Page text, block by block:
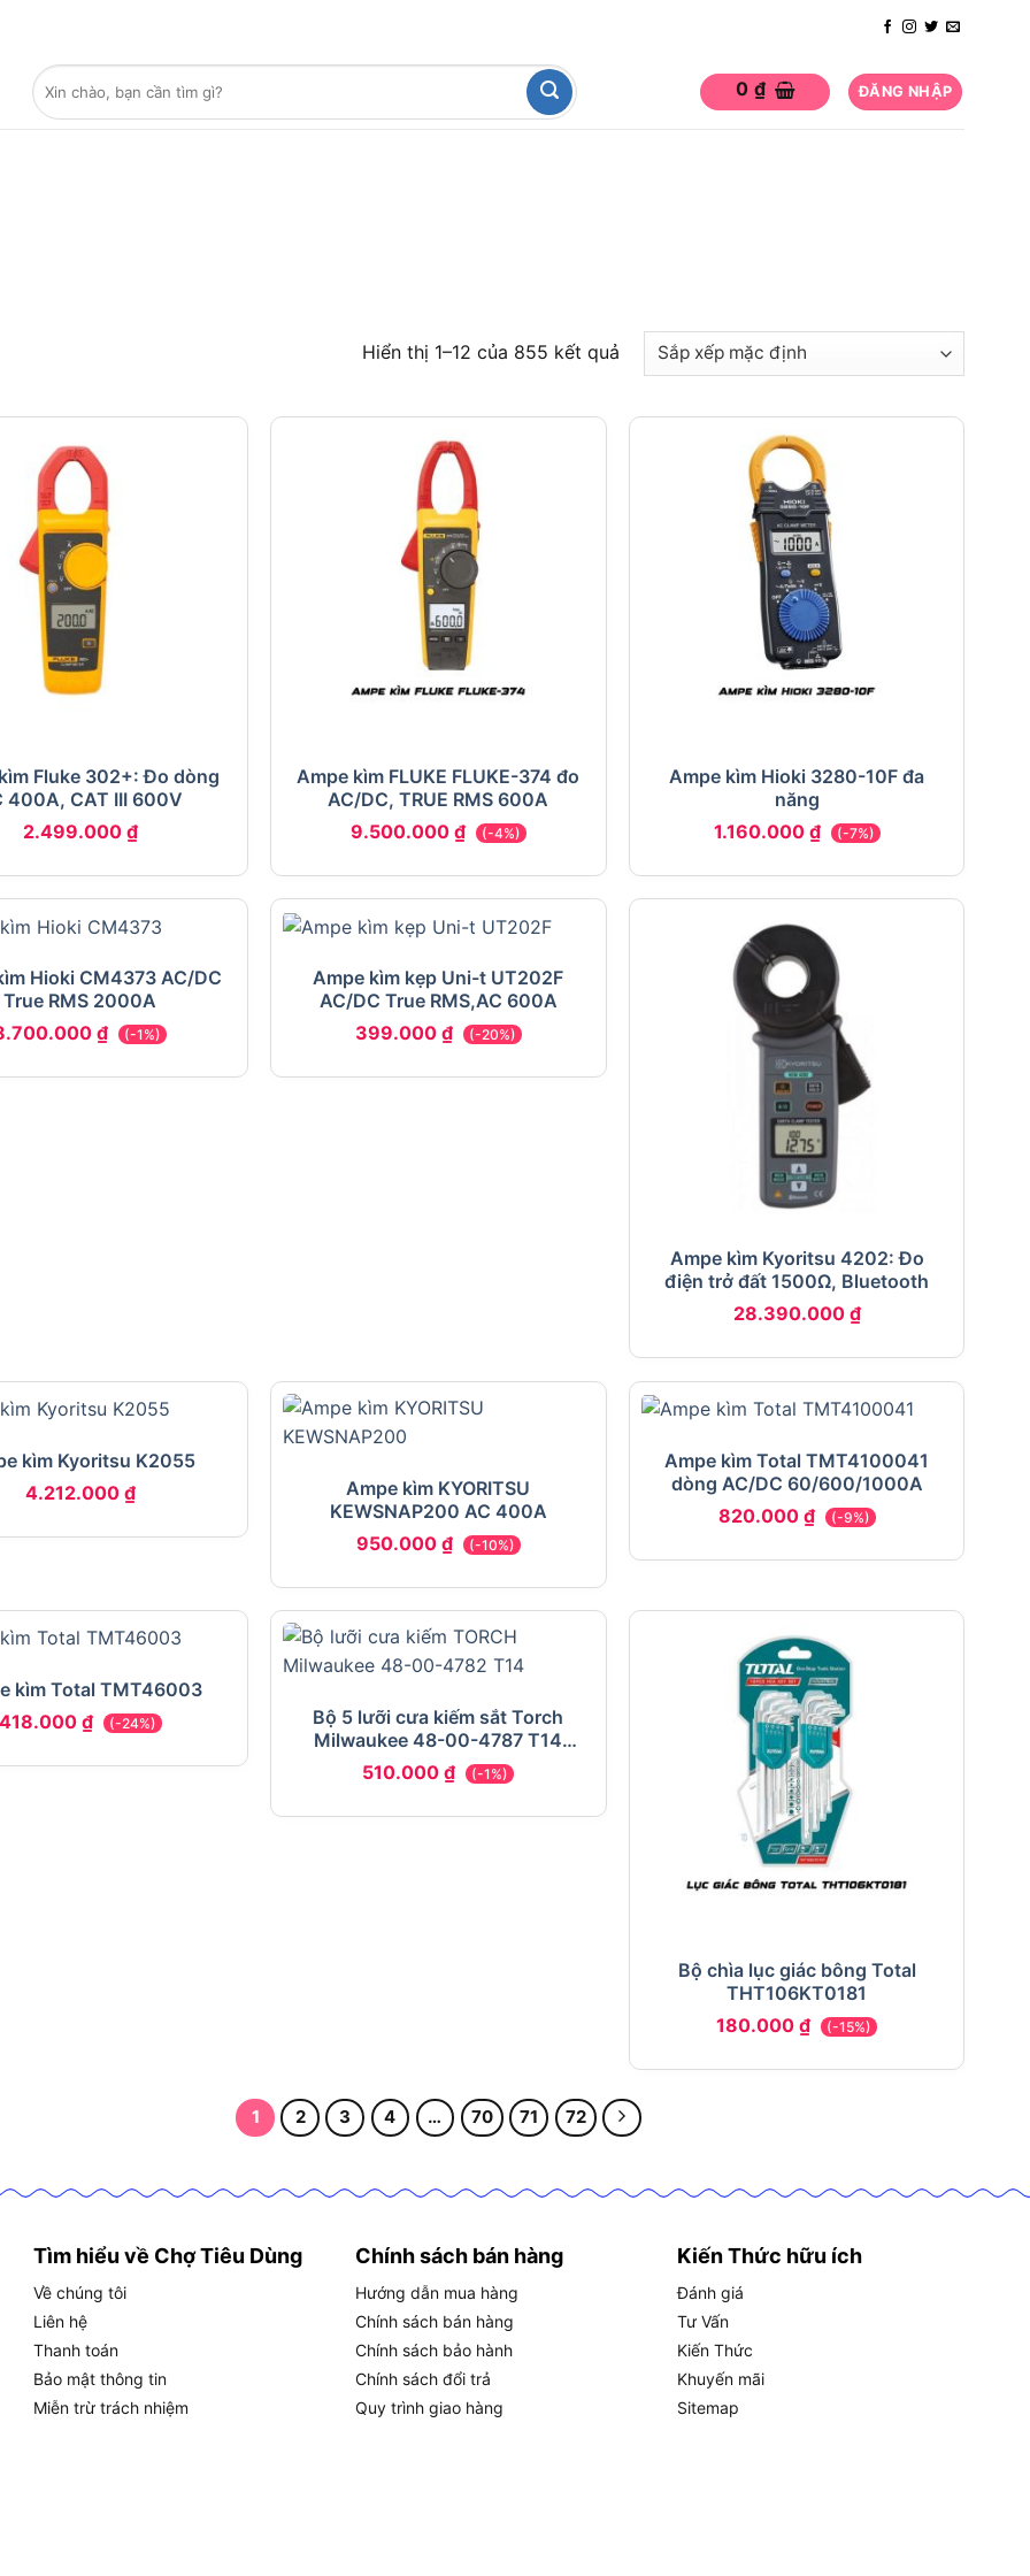
Tìm
kiếm:
0 ₫ ĐĂNG NHẬP
Hiển thị 1–12 của 855 kết quả
Fluke 302+: Đo dòng
400A, CAT III 600V
2.499.000 ₫
Ampe kìm FLUKE FLUKE-374 đo
AC/DC, TRUE RMS 600A
9.500.000 ₫ (-4%)
Ampe kìm Hioki 3280-10F đa
năng
1.160.000 ₫ (-7%)
Hioki CM4373 AC/DC
True RMS 2000A
₫ (-1%)
Ampe kìm kẹp Uni-t UT202F
AC/DC True RMS,AC 600A
399.000 ₫ (-20%)
Ampe kìm Kyoritsu 4202: Đo
điện trở đất 1500Ω, Bluetooth
28.390.000 ₫
kìm Kyoritsu K2055
4.212.000 ₫
Ampe kìm KYORITSU
KEWSNAP200 AC 400A
950.000 ₫ (-10%)
Ampe kìm Total TMT4100041
dòng AC/DC 60/600/1000A
820.000 ₫ (-9%)
kìm Total TMT46003
₫ (-24%)
Bộ 5 lưỡi cưa kiếm sắt Torch
Milwaukee 48-00-4787 T14
228.6mm
510.000₫ (-1%)
Bộ chìa lục giác bông Total
THT106KT0181
180.000₫ (-15%)
1 2 3 4 … 70 71 72
Tìm hiểu về Chợ Tiêu Dùng
Về chúng tôi
Liên hệ
Thanh toán
Bảo mật thông tin
Miễn trừ trách nhiệm
Chính sách bán hàng
Hướng dẫn mua hàng
Chính sách bán hàng
Chính sách bảo hành
Chính sách đổi trả
Quy trình giao hàng
Kiến Thức hữu ích
Đánh giá
Tư Vấn
Kiến Thức
Khuyến mãi
Sitemap